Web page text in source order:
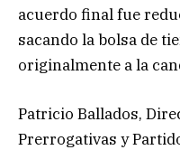
acuerdo final fue
sacando la bolsa de
originalmente a la
Patricio Ballados,
Prerrogativas y